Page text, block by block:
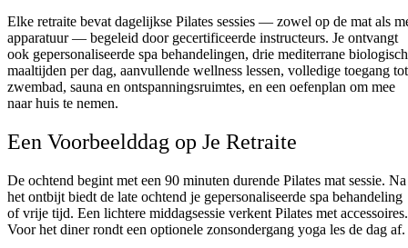
Elke retraite bevat dagelijkse Pilates sessies — zowel op de mat als
apparatuur — begeleid door gecertificeerde instructeurs. Je ontvangt
ook gepersonaliseerde spa behandelingen, drie mediterrane
maaltijden per dag, aanvullende wellness lessen, volledige toegang tot
zwembad, sauna en ontspanningsruimtes, en een oefenplan om mee
naar huis te nemen.
Een Voorbeelddag op Je Retraite
De ochtend begint met een 90 minuten durende Pilates mat sessie. Na
het ontbijt biedt de late ochtend je gepersonaliseerde spa behandeling
of vrije tijd. Een lichtere middagsessie verkent Pilates met accessoires.
Voor het diner rondt een optionele zonsondergang yoga les de dag af.